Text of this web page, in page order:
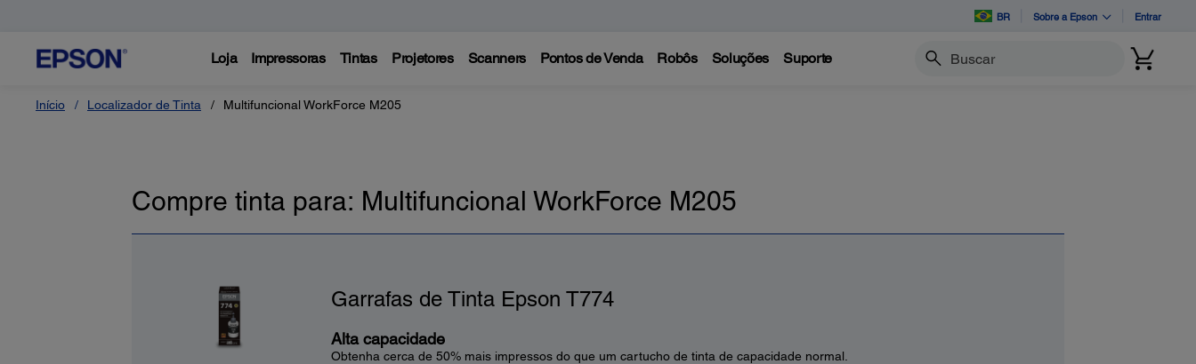
BR Sobre a Epson Entrar
Loja Impressoras Tintas Projetores Scanners Pontos de Venda Robôs Soluções Suporte Buscar
Início Localizador de Tinta Multifuncional WorkForce M205
Compre tinta para: Multifuncional WorkForce M205
Garrafas de Tinta Epson T774
Alta capacidade
Obtenha cerca de 50% mais impressos do que um cartucho de tinta de capacidade normal.